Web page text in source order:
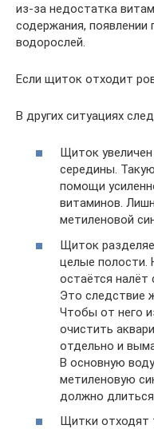
из-за недостатка
содержания, появлении
водорослей.
Если щиток отходит
В других ситуациях
Щиток
середины.
помощи
витаминов.
метиленовой
Щиток
целые полости.
остаётся налёт
Это следствие
Чтобы от него
очистить
отдельно и
В основную
метиленовую
должно длиться
Щитки отходят